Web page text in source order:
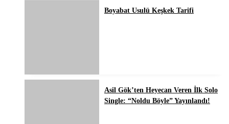
Boyabat Usulü Keşkek Tarifi
Asil Gök’ten Heyecan Veren İlk Solo
Single: “Noldu Böyle” Yayınlandı!